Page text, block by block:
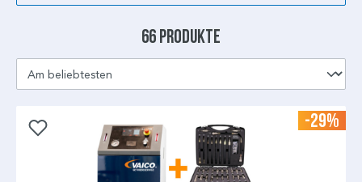
66 Produkte
-29%